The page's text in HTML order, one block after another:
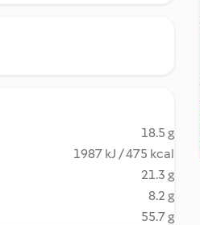
18.5 g
1987 kJ / 475 kcal
21.3 g
8.2 g
55.7 g